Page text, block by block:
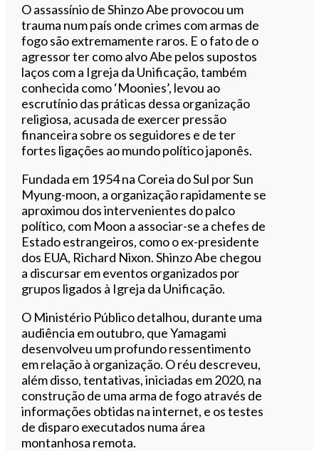
O assassínio de Shinzo Abe provocou um
trauma num país onde crimes com armas de
fogo são extremamente raros. E o fato de o
agressor ter como alvo Abe pelos supostos
laços com a Igreja da Unificação, também
conhecida como ‘Moonies’, levou ao
escrutínio das práticas dessa organização
religiosa, acusada de exercer pressão
financeira sobre os seguidores e de ter
fortes ligações ao mundo político japonês.
Fundada em 1954 na Coreia do Sul por Sun
Myung-moon, a organização rapidamente se
aproximou dos intervenientes do palco
político, com Moon a associar-se a chefes de
Estado estrangeiros, como o ex-presidente
dos EUA, Richard Nixon. Shinzo Abe chegou
a discursar em eventos organizados por
grupos ligados à Igreja da Unificação.
O Ministério Público detalhou, durante uma
audiência em outubro, que Yamagami
desenvolveu um profundo ressentimento
em relação à organização. O réu descreveu,
além disso, tentativas, iniciadas em 2020, na
construção de uma arma de fogo através de
informações obtidas na internet, e os testes
de disparo executados numa área
montanhosa remota.